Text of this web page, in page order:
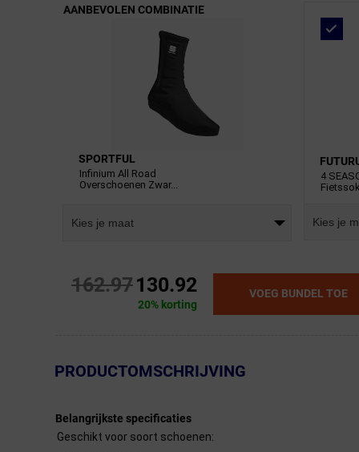
AANBEVOLEN COMBINATIE
SPORTFUL
Infinium All Road
Overschoenen Zwar...
Kies je maat
4
Kies je
162.97130.92
20% korting
VOEG BUNDEL TOE
← Terug naar productnavigatie
PRODUCTOMSCHRIJVING
Belangrijkste specificaties
Geschikt voor soort schoenen: